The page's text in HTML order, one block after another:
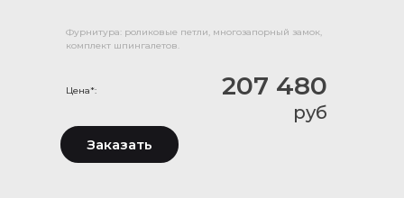
Цена*:
Фурнитура: роликовые петли, многозапорный замок,
комплект шпингалетов.
207 480
руб
Заказать